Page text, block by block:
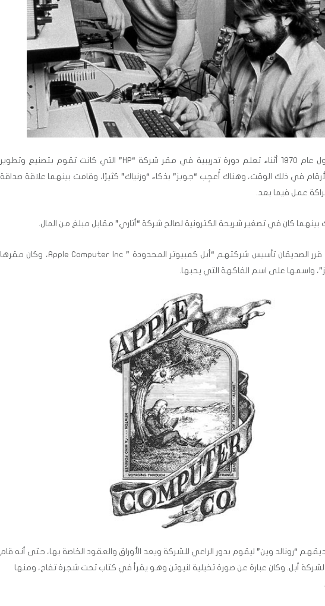
كان لقاءهما الأول عام 1970 أثناء تعلم دورة تدريبية في مقر شركة “HP” التي كانت تقوم بتصنيع وتطوير
في ذلك الوقت، وهناك أُعجِب “جوبز” بذكاء “وزنياك” كثيرًا، وقامت بينهما علاقة صداقة
عمل فيما بعد.
كان في تصغير شريحة الكترونية لصالح شركة “أتاري” مقابل مبلغ من المال.
وفي عام 1976، قرر الصديقان تأسيس شركتهم “أبل كمبيوتر المحدودة ” Apple Computer Inc، وكان مقرها
واسمها على اسم الفاكهة التي يحبها.
“رونالد وين” ليقوم بدور الراعي للشركة ويعد الأوراق والعقود الخاصة بها، حتى أنه قام
أبل. وكان عبارة عن صورة تخيلية لنيوتن وهو يقرأ في كتاب تحت شجرة تفاح، ومنها